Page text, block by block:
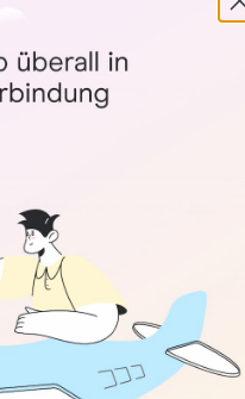
Automatisch auswählen
,